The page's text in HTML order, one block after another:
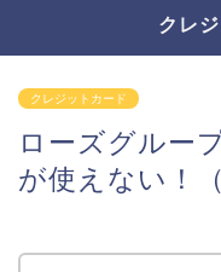
クレ
クレジットカード
ローズグルー
が使えない！